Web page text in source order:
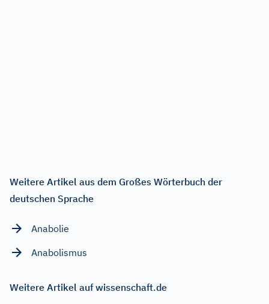
Weitere Artikel aus dem Großes Wörterbuch der
deutschen Sprache
Anabolie
Anabolismus
Weitere Artikel auf wissenschaft.de